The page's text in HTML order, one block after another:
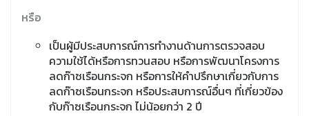
หรือ
เป็นผู้มีประสบการณ์การทำงานด้านการตรวจสอบ
ความใช้ได้หรือการทวนสอบ หรือการพัฒนาโครงการ
ลดก๊าซเรือนกระจก หรือการให้คำปรึกษาเกี่ยวกับการ
ลดก๊าซเรือนกระจก หรือประสบการณ์อื่นๆ ที่เกี่ยวข้อง
กับก๊าซเรือนกระจก ไม่น้อยกว่า 2 ปี